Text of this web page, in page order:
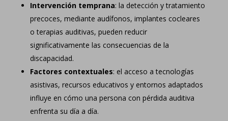
Intervención temprana: la detección y tratamiento
precoces, mediante audífonos, implantes cocleares
o terapias auditivas, pueden reducir
significativamente las consecuencias de la
discapacidad.
Factores contextuales: el acceso a tecnologías
asistivas, recursos educativos y entornos adaptados
influye en cómo una persona con pérdida auditiva
enfrenta su día a día.